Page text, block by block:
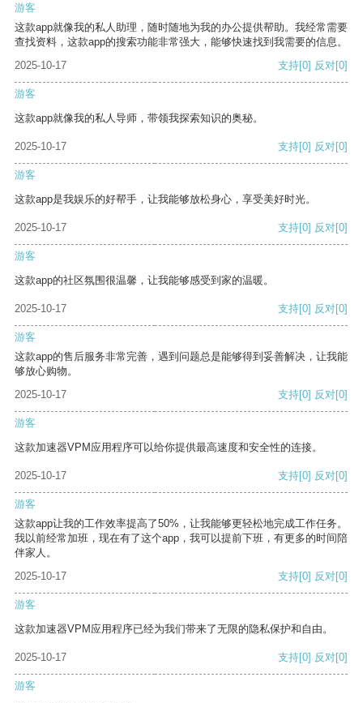
游客
这款app就像我的私人助理，随时随地为我的办公提供帮助。我经常需要
查找资料，这款app的搜索功能非常强大，能够快速找到我需要的信息。
2025-10-17
支持[0] 反对[0]
游客
这款app就像我的私人导师，带领我探索知识的奥秘。
2025-10-17 支持[0] 反对[0]
游客
这款app是我娱乐的好帮手，让我能够放松身心，享受美好时光。
2025-10-17 支持[0] 反对[0]
游客
这款app的社区氛围很温馨，让我能够感受到家的温暖。
2025-10-17 支持[0] 反对[0]
游客
这款app的售后服务非常完善，遇到问题总是能够得到妥善解决，让我能
够放心购物。
2025-10-17
支持[0] 反对[0]
游客
这款加速器VPM应用程序可以给你提供最高速度和安全性的连接。
2025-10-17 支持[0] 反对[0]
游客
这款app让我的工作效率提高了50%，让我能够更轻松地完成工作任务。
我以前经常加班，现在有了这个app，我可以提前下班，有更多的时间陪
伴家人。
2025-10-17
支持[0] 反对[0]
游客
这款加速器VPM应用程序已经为我们带来了无限的隐私保护和自由。
2025-10-17 支持[0] 反对[0]
游客